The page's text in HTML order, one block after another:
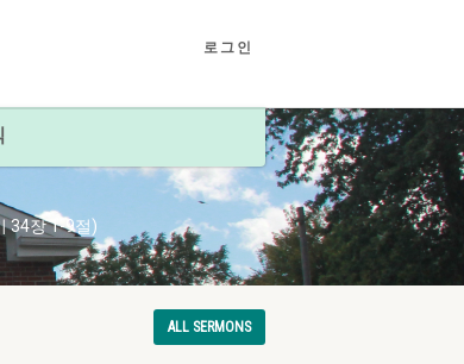
로그인
34장 1-9절)
ALL SERMONS